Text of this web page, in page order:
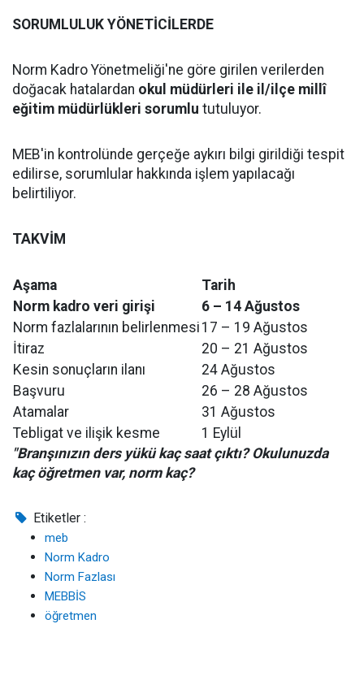
SORUMLULUK YÖNETİCİLERDE
Norm Kadro Yönetmeliği'ne göre girilen verilerden
doğacak hatalardan okul müdürleri ile il/ilçe millî
eğitim müdürlükleri sorumlu tutuluyor.
MEB'in kontrolünde gerçeğe aykırı bilgi girildiği tespit
edilirse, sorumlular hakkında işlem yapılacağı
belirtiliyor.
TAKVİM
Aşama
Tarih
Norm kadro veri girişi
6 – 14 Ağustos
Norm fazlalarının belirlenmesi 17 – 19 Ağustos
İtiraz
20 – 21 Ağustos
Kesin sonuçların ilanı
24 Ağustos
Başvuru
26 – 28 Ağustos
Atamalar
31 Ağustos
Tebligat ve ilişik kesme
1 Eylül
"Branşınızın ders yükü kaç saat çıktı? Okulunuzda
kaç öğretmen var, norm kaç?
Etiketler :
meb
Norm Kadro
Norm Fazlası
MEBBİS
öğretmen